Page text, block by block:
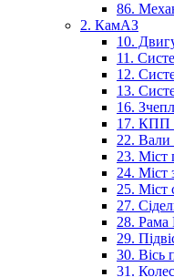
86.
2. КамАЗ
10.
11.
12.
13.
16.
17. КПП
22. Вали
23. Міст
24. Міст
25. Міст
27.
28.
29.
30. Вісь
31.